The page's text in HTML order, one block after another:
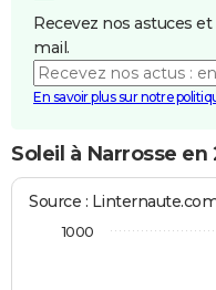
Recevez nos astuces
mail.
En savoir plus sur notre
Soleil à Narrosse en
Source :
1000